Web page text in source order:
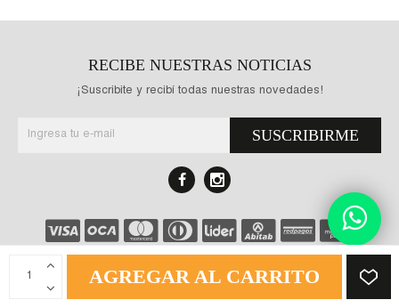
AGREGAR AL CARRITO
RECIBE NUESTRAS NOTICIAS
¡Suscribite y recibí todas nuestras novedades!
SUSCRIBIRME
© Copyright 2024 / Tracker